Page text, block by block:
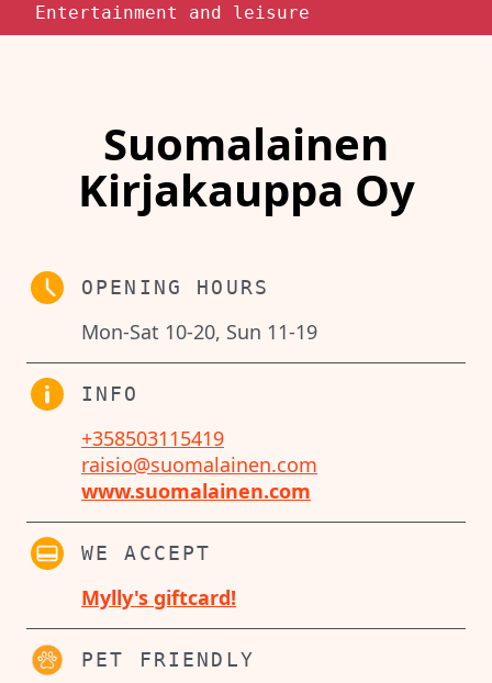
Entertainment and leisure
Suomalainen
Kirjakauppa Oy
OPENING HOURS
Mon-Sat 10-20, Sun 11-19
INFO
+358503115419
raisio@suomalainen.com
www.suomalainen.com
WE ACCEPT
Mylly's giftcard!
PET FRIENDLY